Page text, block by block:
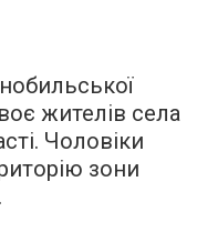
жителів села
Чоловіки
зони